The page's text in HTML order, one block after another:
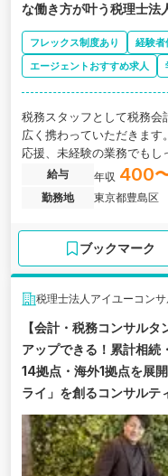
な働き方が叶う税理士法
フレックス制度あり 経験者
エージェントおすすめ求人
税務スタッフとして税務
広く携わっていただきま
応援、未経験の業務でもし
て活躍している税理士法
給与 年収 400
勤務地
東京都豊島区
ブックマーク
税理士法人アイユーコン
【会計・税務コンサル
アップできる！累計相
14拠点・海外1拠点を展
ライ」を創るコンサルテ